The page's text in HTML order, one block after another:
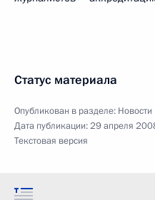
Статус материала
Опубликован в разделе: Новости
Дата публикации:29 апреля
Текстовая версия